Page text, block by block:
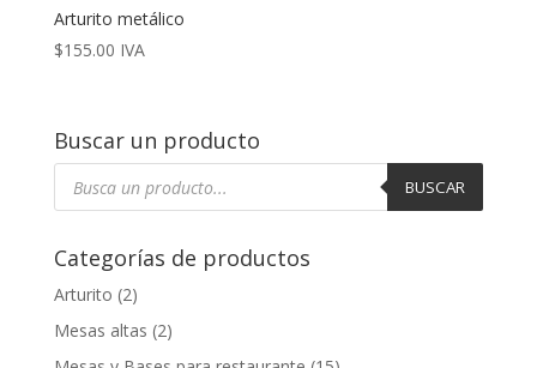
Arturito metálico
$155.00 IVA
Buscar un producto
Búsqueda
productos
BUSCAR
Categorías de productos
Arturito (2)
Mesas altas (2)